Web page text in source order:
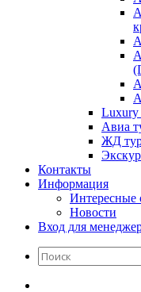
Luxury
Авиа
ЖД
Контакты
Информация
Интересные
Новости
Вход для